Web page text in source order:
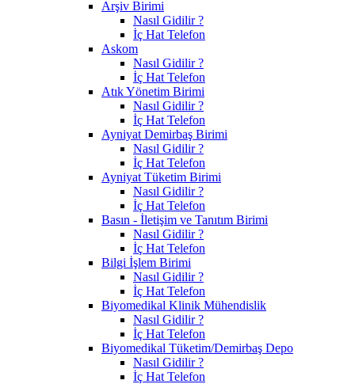
Arşiv Birimi
Nasıl Gidilir ?
İç Hat Telefon
Askom
Nasıl Gidilir ?
İç Hat Telefon
Atık Yönetim Birimi
Nasıl Gidilir ?
İç Hat Telefon
Ayniyat Demirbaş Birimi
Nasıl Gidilir ?
İç Hat Telefon
Ayniyat Tüketim Birimi
Nasıl Gidilir ?
İç Hat Telefon
Basın - İletişim ve Tanıtım Birimi
Nasıl Gidilir ?
İç Hat Telefon
Bilgi İşlem Birimi
Nasıl Gidilir ?
İç Hat Telefon
Biyomedikal Klinik Mühendislik
Nasıl Gidilir ?
İç Hat Telefon
Biyomedikal Tüketim/Demirbaş Depo
Nasıl Gidilir ?
İç Hat Telefon